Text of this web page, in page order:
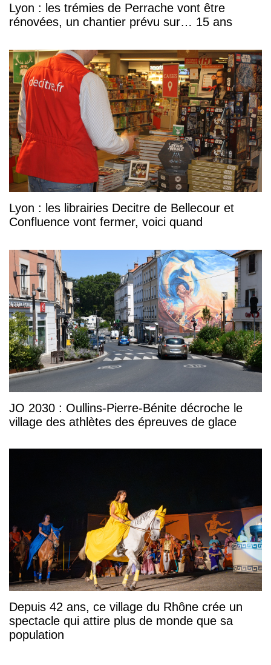
Lyon : les trémies de Perrache vont être
rénovées, un chantier prévu sur… 15 ans
Lyon : les librairies Decitre de Bellecour et
Confluence vont fermer, voici quand
JO 2030 : Oullins-Pierre-Bénite décroche le
village des athlètes des épreuves de glace
Depuis 42 ans, ce village du Rhône crée un
spectacle qui attire plus de monde que sa
population